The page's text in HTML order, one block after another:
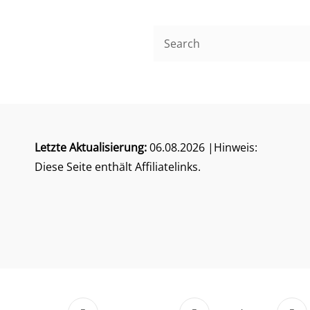
Search
Letzte Aktualisierung:06.08.2026 |Hinweis:
Diese Seite enthält Affiliatelinks.